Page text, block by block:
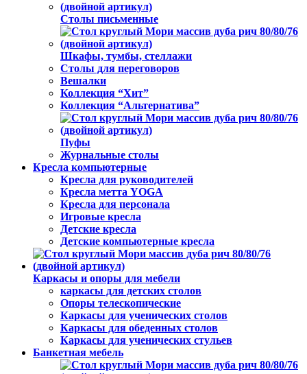
Столы письменные
Шкафы, тумбы, стеллажи
Столы для переговоров
Вешалки
Коллекция “Хит”
Коллекция “Альтернатива”
Пуфы
Журнальные столы
Кресла компьютерные
Кресла для руководителей
Кресла метта YOGA
Кресла для персонала
Игровые кресла
Детские кресла
Детские компьютерные кресла
Каркасы и опоры для мебели
каркасы для детских столов
Опоры телескопические
Каркасы для ученических столов
Каркасы для обеденных столов
Каркасы для ученических стульев
Банкетная мебель